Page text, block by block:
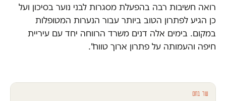
רואה חשיבות רבה בהפעלת מסגרות לבני נוער בסיכון ועל
כן הגיע לפתרון הטוב ביותר עבור הנערות המטופלות
במקום. בימים אלה דנים משרד הרווחה יחד עם עיריית
חיפה והעמותה על פתרון ארוך טווח".
עוד בחם